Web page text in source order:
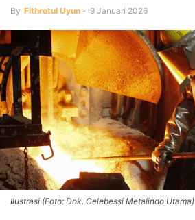
By Fithrotul Uyun - 9 Januari 2026
Ilustrasi (Foto: Dok. Celebessi Metalindo Utama)